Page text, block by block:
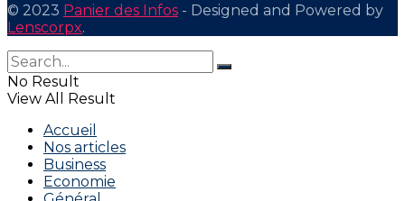
© 2023 Panier des Infos - Designed and Powered by
Lenscorpx.
No Result
View All Result
Accueil
Nos articles
Business
Economie